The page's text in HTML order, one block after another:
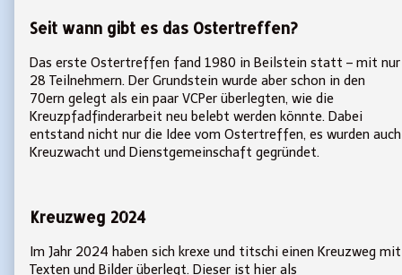
Seit wann gibt es das Ostertreffen?
Das erste Ostertreffen fand 1980 in Beilstein statt – mit nur
28 Teilnehmern. Der Grundstein wurde aber schon in den
70ern gelegt als ein paar VCPer überlegten, wie die
Kreuzpfadfinderarbeit neu belebt werden könnte. Dabei
entstand nicht nur die Idee vom Ostertreffen, es wurden auch
Kreuzwacht und Dienstgemeinschaft gegründet.
Kreuzweg 2024
Im Jahr 2024 haben sich krexe und titschi einen Kreuzweg mit
Texten und Bilder überlegt. Dieser ist hier als